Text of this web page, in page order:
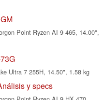
Point Ryzen AI 9 465, 14.00",
Ultra 7 255H, 14.50", 1.58 kg
y specs